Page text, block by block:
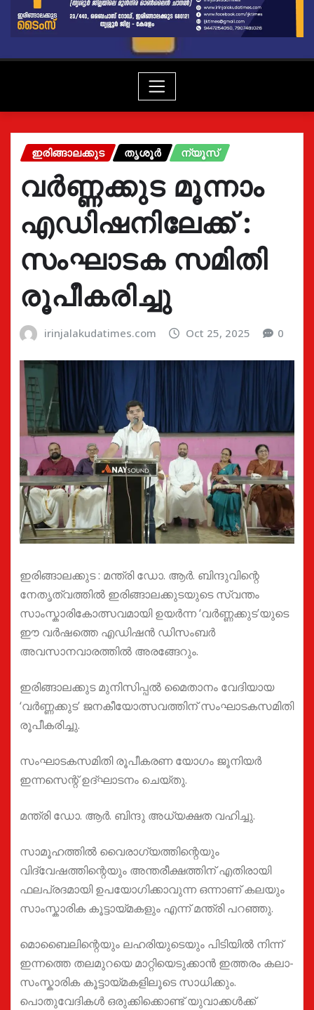
ഇരിങ്ങാലക്കുട തൃശൂർ ന്യൂസ്
വർണ്ണക്കുട മൂന്നാം
എഡിഷനിലേക്ക് :
സംഘാടക സമിതി
രൂപീകരിച്ചു
irinjalakudatimes.com Oct 25, 2025 0
ഇരിങ്ങാലക്കുട : മന്ത്രി ഡോ. ആർ. ബിന്ദുവിന്റെ
നേതൃത്വത്തിൽ ഇരിങ്ങാലക്കുടയുടെ സ്വന്തം
സാംസ്കാരികോത്സവമായി ഉയർന്ന ‘വർണ്ണക്കുട’യുടെ
ഈ വർഷത്തെ എഡിഷൻ ഡിസംബർ
അവസാനവാരത്തിൽ അരങ്ങേറും.
ഇരിങ്ങാലക്കുട മുനിസിപ്പൽ മൈതാനം വേദിയായ
‘വർണ്ണക്കുട’ ജനകീയോത്സവത്തിന് സംഘാടകസമിതി
രൂപീകരിച്ചു.
സംഘാടകസമിതി രൂപീകരണ യോഗം ജൂനിയർ
ഇന്നസെന്റ് ഉദ്ഘാടനം ചെയ്തു.
മന്ത്രി ഡോ. ആർ. ബിന്ദു അധ്യക്ഷത വഹിച്ചു.
സാമൂഹത്തിൽ വൈരാഗ്യത്തിന്റെയും
വിദ്വേഷത്തിന്റെയും അന്തരീക്ഷത്തിന് എതിരായി
ഫലപ്രദമായി ഉപയോഗിക്കാവുന്ന ഒന്നാണ് കലയും
സാംസ്കാരിക കൂട്ടായ്മകളും എന്ന് മന്ത്രി പറഞ്ഞു.
മൊബൈലിന്റെയും ലഹരിയുടെയും പിടിയിൽ നിന്ന്
ഇന്നത്തെ തലമുറയെ മാറ്റിയെടുക്കാൻ ഇത്തരം കലാ-
സംസ്കാരിക കൂട്ടായ്മകളിലൂടെ സാധിക്കും.
പൊതുവേദികൾ ഒരുക്കിക്കൊണ്ട് യുവാക്കൾക്ക്